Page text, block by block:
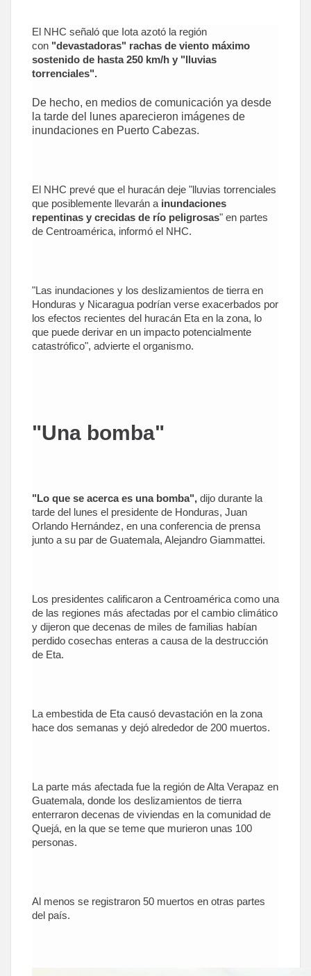
El NHC señaló que Iota azotó la región
con "devastadoras" rachas de viento máximo
sostenido de hasta 250 km/h y "lluvias
torrenciales".
De hecho, en medios de comunicación ya desde
la tarde del lunes aparecieron imágenes de
inundaciones en Puerto Cabezas.
El NHC prevé que el huracán deje "lluvias torrenciales
que posiblemente llevarán a inundaciones
repentinas y crecidas de río peligrosas" en partes
de Centroamérica, informó el NHC.
"Las inundaciones y los deslizamientos de tierra en
Honduras y Nicaragua podrían verse exacerbados por
los efectos recientes del huracán Eta en la zona, lo
que puede derivar en un impacto potencialmente
catastrófico", advierte el organismo.
"Una bomba"
"Lo que se acerca es una bomba", dijo durante la
tarde del lunes el presidente de Honduras, Juan
Orlando Hernández, en una conferencia de prensa
junto a su par de Guatemala, Alejandro Giammattei.
Los presidentes calificaron a Centroamérica como una
de las regiones más afectadas por el cambio climático
y dijeron que decenas de miles de familias habían
perdido cosechas enteras a causa de la destrucción
de Eta.
La embestida de Eta causó devastación en la zona
hace dos semanas y dejó alrededor de 200 muertos.
La parte más afectada fue la región de Alta Verapaz en
Guatemala, donde los deslizamientos de tierra
enterraron decenas de viviendas en la comunidad de
Quejá, en la que se teme que murieron unas 100
personas.
Al menos se registraron 50 muertos en otras partes
del país.